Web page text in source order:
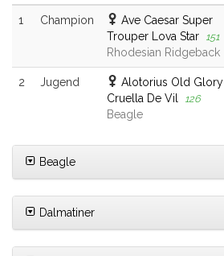
1 Champion
Ave Caesar Super
Trouper Lova Star 151
Rhodesian Ridgeback
2 Jugend
Alotorius Old Glory
Cruella De Vil 126
Beagle
Beagle
Dalmatiner